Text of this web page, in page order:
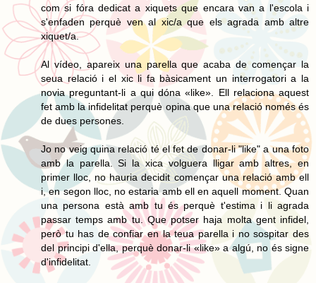
com si fóra dedicat a xiquets que encara van a l'escola i
s'enfaden perquè ven al xic/a que els agrada amb altre
xiquet/a.
Al vídeo, apareix una parella que acaba de començar la
seua relació i el xic li fa bàsicament un interrogatori a la
novia preguntant-li a qui dóna «like». Ell relaciona aquest
fet amb la infidelitat perquè opina que una relació només és
de dues persones.
Jo no veig quina relació té el fet de donar-li "like" a una foto
amb la parella. Si la xica volguera lligar amb altres, en
primer lloc, no hauria decidit començar una relació amb ell
i, en segon lloc, no estaria amb ell en aquell moment. Quan
una persona està amb tu és perquè t'estima i li agrada
passar temps amb tu. Que potser haja molta gent infidel,
però tu has de confiar en la teua parella i no sospitar des
del principi d'ella, perquè donar-li «like» a algú, no és signe
d'infidelitat.